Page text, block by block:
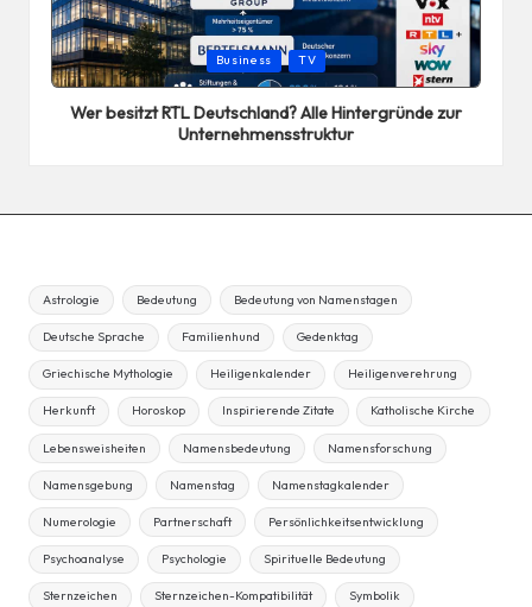
Posted
in
Business TV
Wer besitzt RTL Deutschland? Alle Hintergründe zur
Unternehmensstruktur
Astrologie Bedeutung Bedeutung von Namenstagen
Deutsche Sprache Familienhund Gedenktag
Griechische Mythologie Heiligenkalender Heiligenverehrung
Herkunft Horoskop Inspirierende Zitate Katholische Kirche
Lebensweisheiten Namensbedeutung Namensforschung
Namensgebung Namenstag Namenstagkalender
Numerologie Partnerschaft Persönlichkeitsentwicklung
Psychoanalyse Psychologie Spirituelle Bedeutung
Sternzeichen Sternzeichen-Kompatibilität Symbolik